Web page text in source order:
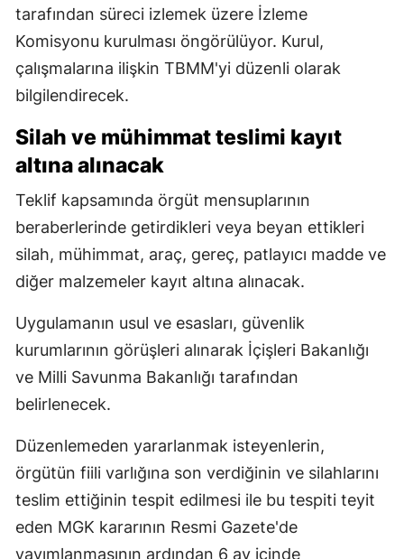
tarafından süreci izlemek üzere İzleme
Komisyonu kurulması öngörülüyor. Kurul,
çalışmalarına ilişkin TBMM'yi düzenli olarak
bilgilendirecek.
Silah ve mühimmat teslimi kayıt
altına alınacak
Teklif kapsamında örgüt mensuplarının
beraberlerinde getirdikleri veya beyan ettikleri
silah, mühimmat, araç, gereç, patlayıcı madde ve
diğer malzemeler kayıt altına alınacak.
Uygulamanın usul ve esasları, güvenlik
kurumlarının görüşleri alınarak İçişleri Bakanlığı
ve Milli Savunma Bakanlığı tarafından
belirlenecek.
Düzenlemeden yararlanmak isteyenlerin,
örgütün fiili varlığına son verdiğinin ve silahlarını
teslim ettiğinin tespit edilmesi ile bu tespiti teyit
eden MGK kararının Resmi Gazete'de
yayımlanmasının ardından 6 ay içinde